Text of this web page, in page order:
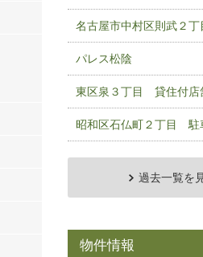
名古屋市中村区則武２
パレス松陰
東区泉３丁目 貸住付店
昭和区石仏町２丁目 駐
過去一覧を
物件情報